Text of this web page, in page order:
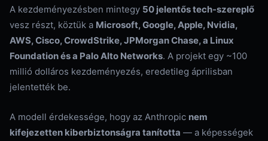
A kezdeményezésben mintegy 50 jelentős tech-szereplő
vesz részt, köztük a Microsoft, Google, Apple, Nvidia,
AWS, Cisco, CrowdStrike, JPMorgan Chase, a Linux
Foundation és a Palo Alto Networks. A projekt egy ~100
millió dolláros kezdeményezés, eredetileg áprilisban
jelentették be.
A modell érdekessége, hogy az Anthropic nem
kifejezetten kiberbiztonságra tanította — a képességek